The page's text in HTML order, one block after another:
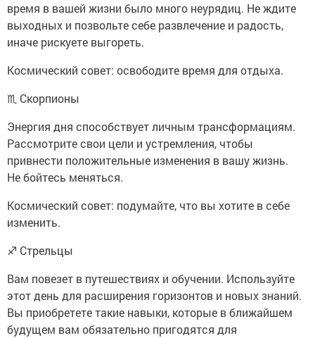
время в вашей жизни было много неурядиц. Не ждите
выходных и позвольте себе развлечение и радость,
иначе рискуете выгореть.
Космический совет: освободите время для отдыха.
♏ Скорпионы
Энергия дня способствует личным трансформациям.
Рассмотрите свои цели и устремления, чтобы
привнести положительные изменения в вашу жизнь.
Не бойтесь меняться.
Космический совет: подумайте, что вы хотите в себе
изменить.
♐ Стрельцы
Вам повезет в путешествиях и обучении. Используйте
этот день для расширения горизонтов и новых знаний.
Вы приобретете такие навыки, которые в ближайшем
будущем вам обязательно пригодятся для